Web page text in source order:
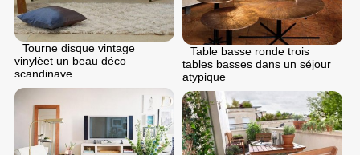
Tourne disque vintage
vinylèet un beau déco
scandinave
Table basse ronde trois
tables basses dans un séjour
atypique